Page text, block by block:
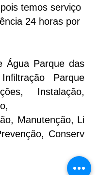
temos serviço
24 horas por
Água Parque das
Parque
Instalação,
Manutenção, Li
Conserv